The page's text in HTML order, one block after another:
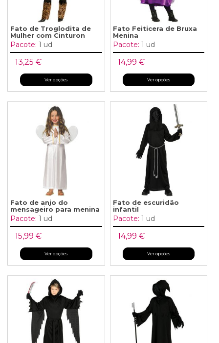
Fato de Troglodita de
Mulher com Cinturon
Pacote: 1 ud
13,25 €
Ver opções
Fato Feiticera de Bruxa
Menina
Pacote: 1 ud
14,99 €
Ver opções
Fato de anjo do
mensageiro para menina
Pacote: 1 ud
15,99 €
Ver opções
Fato de escuridão
infantil
Pacote: 1 ud
14,99 €
Ver opções